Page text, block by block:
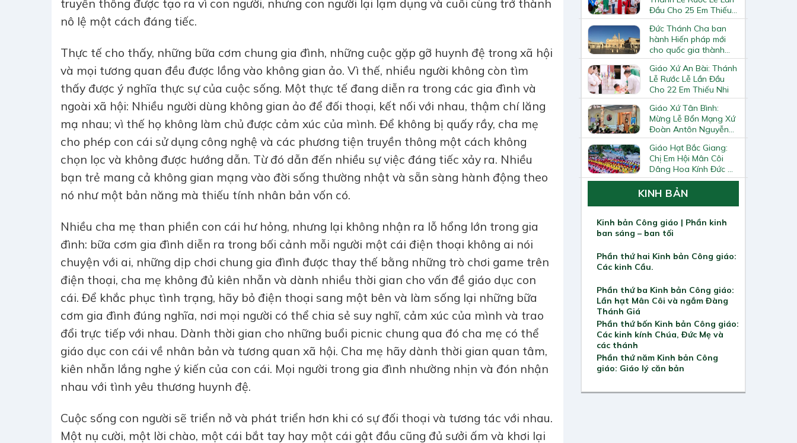
truyền thông được tạo ra vì con người, nhưng con người lại lạm dụng và cuối cùng trở thành
nô lệ một cách đáng tiếc.
Thực tế cho thấy, những bữa cơm chung gia đình, những cuộc gặp gỡ huynh đệ trong xã hội
và mọi tương quan đều được lồng vào không gian ảo. Vì thế, nhiều người không còn tìm
thấy được ý nghĩa thực sự của cuộc sống. Một thực tế đang diễn ra trong các gia đình và
ngoài xã hội: Nhiều người dùng không gian ảo để đối thoại, kết nối với nhau, thậm chí lăng
mạ nhau; vì thế họ không làm chủ được cảm xúc của mình. Để không bị quấy rầy, cha mẹ
cho phép con cái sử dụng công nghệ và các phương tiện truyền thông một cách không
chọn lọc và không được hướng dẫn. Từ đó dẫn đến nhiều sự việc đáng tiếc xảy ra. Nhiều
bạn trẻ mang cả không gian mạng vào đời sống thường nhật và sẵn sàng hành động theo
nó như một bản năng mà thiếu tính nhân bản vốn có.
Nhiều cha mẹ than phiền con cái hư hỏng, nhưng lại không nhận ra lỗ hổng lớn trong gia
đình: bữa cơm gia đình diễn ra trong bối cảnh mỗi người một cái điện thoại không ai nói
chuyện với ai, những dịp chơi chung gia đình được thay thế bằng những trò chơi game trên
điện thoại, cha mẹ không đủ kiên nhẫn và dành nhiều thời gian cho vấn đề giáo dục con
cái. Để khắc phục tình trạng, hãy bỏ điện thoại sang một bên và làm sống lại những bữa
cơm gia đình đúng nghĩa, nơi mọi người có thể chia sẻ suy nghĩ, cảm xúc của mình và trao
đổi trực tiếp với nhau. Dành thời gian cho những buổi picnic chung qua đó cha mẹ có thể
giáo dục con cái về nhân bản và tương quan xã hội. Cha mẹ hãy dành thời gian quan tâm,
kiên nhẫn lắng nghe ý kiến của con cái. Mọi người trong gia đình nhường nhịn và đón nhận
nhau với tình yêu thương huynh đệ.
Cuộc sống con người sẽ triển nở và phát triển hơn khi có sự đối thoại và tương tác với nhau.
Một nụ cười, một lời chào, một cái bắt tay hay một cái gật đầu cũng đủ sưởi ấm và khơi lại
Đầu Cho 25 Em Thiếu
Nhi
Đức Thánh Cha ban
hành Hiến pháp mới
cho quốc gia thành
Vatican
Giáo Xứ An Bài: Thánh
Lễ Rước Lễ Lần Đầu
Cho 22 Em Thiếu Nhi
Giáo Xứ Tân Bình:
Mừng Lễ Bổn Mạng Xứ
Đoàn Antôn Nguyễn
Tiến Đích Và Bế Giảng
Năm Học Giáo Lý
2025–2026
Giáo Hạt Bắc Giang:
Chị Em Hội Mân Côi
Dâng Hoa Kính Đức Mẹ
Tại Trung Tâm Thánh
Mẫu Từ Phong
KINH BẢN
Kinh bản Công giáo | Phần kinh
ban sáng – ban tối
Phần thứ hai Kinh bản Công giáo:
Các kinh Cầu.
Phần thứ ba Kinh bản Công giáo:
Lần hạt Mân Côi và ngắm Đàng
Thánh Giá
Phần thứ bốn Kinh bản Công giáo:
Các kinh kính Chúa, Đức Mẹ và
các thánh
Phần thứ năm Kinh bản Công
giáo: Giáo lý căn bản